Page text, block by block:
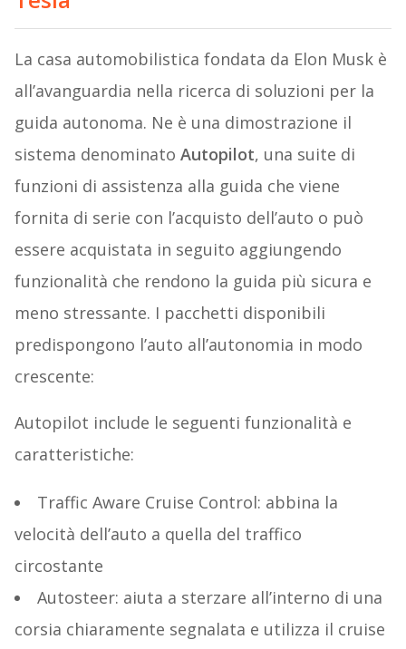
La casa automobilistica fondata da Elon Musk è
all’avanguardia nella ricerca di soluzioni per la
guida autonoma. Ne è una dimostrazione il
sistema denominato Autopilot, una suite di
funzioni di assistenza alla guida che viene
fornita di serie con l’acquisto dell’auto o può
essere acquistata in seguito aggiungendo
funzionalità che rendono la guida più sicura e
meno stressante. I pacchetti disponibili
predispongono l’auto all’autonomia in modo
crescente:
Autopilot include le seguenti funzionalità e
caratteristiche:
Traffic Aware Cruise Control: abbina la
velocità dell’auto a quella del traffico
circostante
Autosteer: aiuta a sterzare all’interno di una
corsia chiaramente segnalata e utilizza il cruise